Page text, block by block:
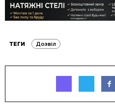
ТЕГИ Дозвіл